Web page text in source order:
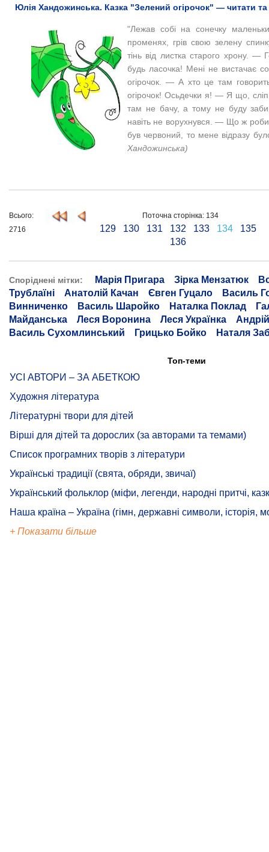
Юлія Хандожинська. Казка "Зелений огірочок" — читати та
"Лежав собі на сонечку
променях, грів свою зелену
тінь від листка старого хрону. —
будь ласочка! Мені не вистачає
огірочок. — А хто це там
огірочок! Осьдечки я! — Я що,
там не бачу, а тому не буду
навіть не ворухнувся. — Що ж
був червоний, то мене відразу
Хандожинська)
Всього:
2716
Поточна сторінка: 134
129 130 131 132 133 134
135
136
Споріднені мітки: Марія Пригара Зірка Мензатюк
Трублаїні
Анатолій Качан Євген Гуцало
Василь
Винниченко
Василь Шаройко Наталка Поклад
Майданська
Леся Воронина Леся Українка
Василь Сухомлинський
Грицько Бойко Наталя
Топ-теми
УСІ АВТОРИ – ЗА АБЕТКОЮ
Художня література
Літературні твори для дітей
Вірші для дітей та дорослих (за авторами та темами)
Список програмних творів з літератури
Українські традиції (свята, обряди, звичаї)
Український фольклор (міфи, легенди, народні притчі,
Наша країна – Україна (гімн, державні символи, історія,
+ Показати більше